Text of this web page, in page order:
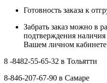
Готовность заказа к
Забрать заказ можно в
подтверждения
Вашем личном
8 -8482-55-65-32 в Тольятти
8-846-207-67-90 в Самаре